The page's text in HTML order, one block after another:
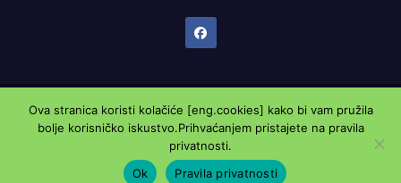
Proudly powered by WordPress| Theme: Newsup byThemeansar.
Marketing oglasnik Kontaktirajte nasPravila privatnosti
Ova stranica koristi kolačiće [eng.cookies] kako bi vam pružila
bolje korisničko iskustvo.Prihvaćanjem pristajete na pravila
privatnosti.
Ok
Pravila privatnosti